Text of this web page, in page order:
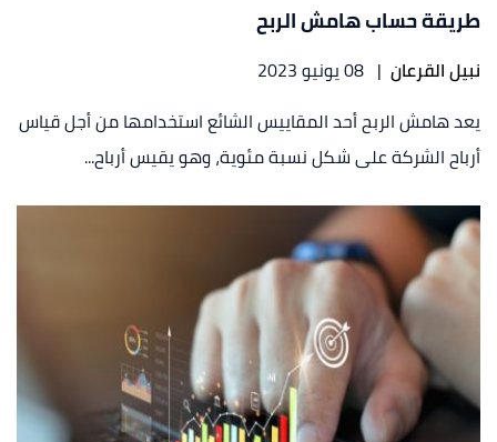
طريقة حساب هامش الربح
نبيل القرعان | 08 يونيو 2023
يعد هامش الربح أحد المقاييس الشائع استخدامها من أجل قياس
أرباح الشركة على شكل نسبة مئوية، وهو يقيس أرباح...